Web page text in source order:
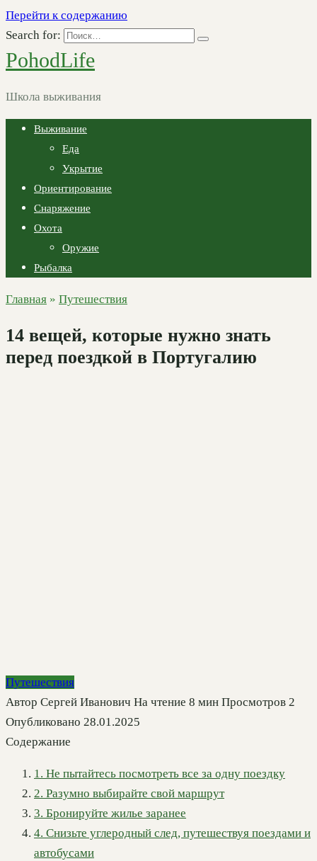
Перейти к содержанию
Search for:
PohodLife
Школа выживания
Выживание
Еда
Укрытие
Ориентирование
Снаряжение
Охота
Оружие
Рыбалка
Главная » Путешествия
14 вещей, которые нужно знать
перед поездкой в Португалию
Путешествия
Автор Сергей Иванович На чтение 8 мин Просмотров 2
Опубликовано 28.01.2025
Содержание
1. Не пытайтесь посмотреть все за одну поездку
2. Разумно выбирайте свой маршрут
3. Бронируйте жилье заранее
4. Снизьте углеродный след, путешествуя поездами и
автобусами